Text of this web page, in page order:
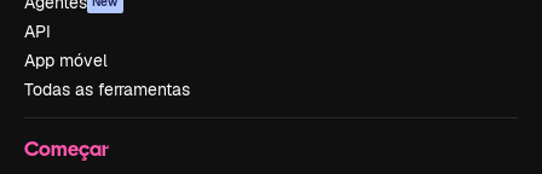
API
App móvel
Todas as ferramentas
Começar